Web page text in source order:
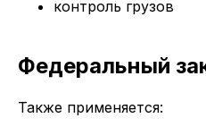
контроль грузов
Федеральный
Также применяется: